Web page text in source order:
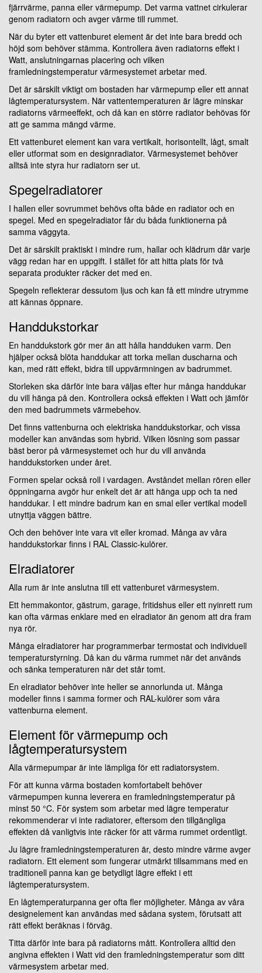
fjärrvärme, panna eller värmepump. Det varma vattnet cirkulerar
genom radiatorn och avger värme till rummet.
När du byter ett vattenburet element är det inte bara bredd och
höjd som behöver stämma. Kontrollera även radiatorns effekt i
Watt, anslutningarnas placering och vilken
framledningstemperatur värmesystemet arbetar med.
Det är särskilt viktigt om bostaden har värmepump eller ett annat
lågtemperatursystem. När vattentemperaturen är lägre minskar
radiatorns värmeeffekt, och då kan en större radiator behövas för
att ge samma mängd värme.
Ett vattenburet element kan vara vertikalt, horisontellt, lågt, smalt
eller utformat som en designradiator. Värmesystemet behöver
alltså inte styra hur radiatorn ser ut.
Spegelradiatorer
I hallen eller sovrummet behövs ofta både en radiator och en
spegel. Med en spegelradiator får du båda funktionerna på
samma väggyta.
Det är särskilt praktiskt i mindre rum, hallar och klädrum där varje
vägg redan har en uppgift. I stället för att hitta plats för två
separata produkter räcker det med en.
Spegeln reflekterar dessutom ljus och kan få ett mindre utrymme
att kännas öppnare.
Handdukstorkar
En handdukstork gör mer än att hålla handduken varm. Den
hjälper också blöta handdukar att torka mellan duscharna och
kan, med rätt effekt, bidra till uppvärmningen av badrummet.
Storleken ska därför inte bara väljas efter hur många handdukar
du vill hänga på den. Kontrollera också effekten i Watt och jämför
den med badrummets värmebehov.
Det finns vattenburna och elektriska handdukstorkar, och vissa
modeller kan användas som hybrid. Vilken lösning som passar
bäst beror på värmesystemet och hur du vill använda
handdukstorken under året.
Formen spelar också roll i vardagen. Avståndet mellan rören eller
öppningarna avgör hur enkelt det är att hänga upp och ta ned
handdukar. I ett mindre badrum kan en smal eller vertikal modell
utnyttja väggen bättre.
Och den behöver inte vara vit eller kromad. Många av våra
handdukstorkar finns i RAL Classic-kulörer.
Elradiatorer
Alla rum är inte anslutna till ett vattenburet värmesystem.
Ett hemmakontor, gästrum, garage, fritidshus eller ett nyinrett rum
kan ofta värmas enklare med en elradiator än genom att dra fram
nya rör.
Många elradiatorer har programmerbar termostat och individuell
temperaturstyrning. Då kan du värma rummet när det används
och sänka temperaturen när det står tomt.
En elradiator behöver inte heller se annorlunda ut. Många
modeller finns i samma former och RAL-kulörer som våra
vattenburna element.
Element för värmepump och
lågtemperatursystem
Alla värmepumpar är inte lämpliga för ett radiatorsystem.
För att kunna värma bostaden komfortabelt behöver
värmepumpen kunna leverera en framledningstemperatur på
minst 50 °C. För system som arbetar med lägre temperatur
rekommenderar vi inte radiatorer, eftersom den tillgängliga
effekten då vanligtvis inte räcker för att värma rummet ordentligt.
Ju lägre framledningstemperaturen är, desto mindre värme avger
radiatorn. Ett element som fungerar utmärkt tillsammans med en
traditionell panna kan ge betydligt lägre effekt i ett
lågtemperatursystem.
En lågtemperaturpanna ger ofta fler möjligheter. Många av våra
designelement kan användas med sådana system, förutsatt att
rätt effekt beräknas i förväg.
Titta därför inte bara på radiatorns mått. Kontrollera alltid den
angivna effekten i Watt vid den framledningstemperatur som ditt
värmesystem arbetar med.